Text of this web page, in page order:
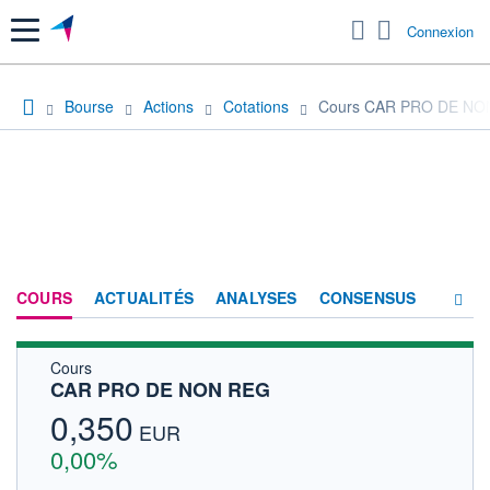
Menu Connexion
Bourse Actions Cotations Cours CAR PRO DE
COURS ACTUALITÉS ANALYSES CONSENSUS
Cours
CAR PRO DE NON REG
0,350 EUR
0,00%